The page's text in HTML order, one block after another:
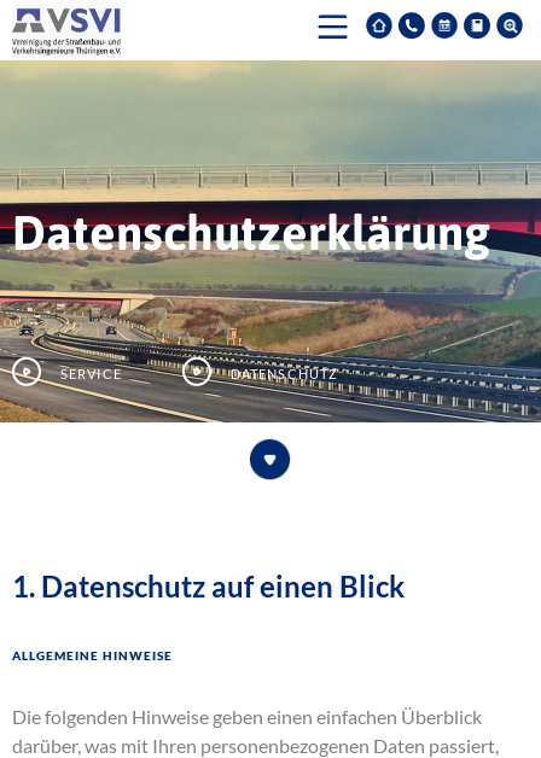
Datenschutzerklärung
Service Datenschutz
1. Datenschutz auf einen Blick
Allgemeine Hinweise
Die folgenden Hinweise geben einen einfachen Überblick
darüber, was mit Ihren personenbezogenen Daten passiert,